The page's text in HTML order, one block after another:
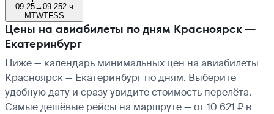
09:25→09:252 ч
MTWTFSS
Цены на авиабилеты по дням Красноярск —
Екатеринбург
Ниже — календарь минимальных цен на авиабилеты
Красноярск — Екатеринбург по дням. Выберите
удобную дату и сразу увидите стоимость перелёта.
Самые дешёвые рейсы на маршруте — от 10 621 ₽ в